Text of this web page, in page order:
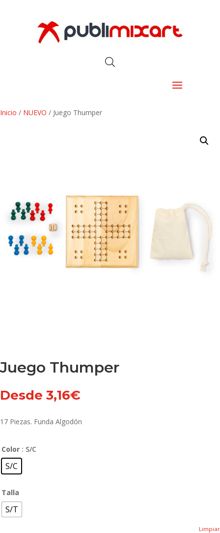
Inicio / NUEVO / Juego Thumper
Juego Thumper
Desde 3,16€
17 Piezas. Funda Algodón
Color : S/C
S/C
Talla
S/T
Limpiar